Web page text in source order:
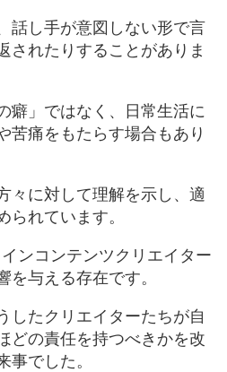
話し手が意図しない形で言
されたりすることがありま
癖」ではなく、日常生活に
苦痛をもたらす場合もあり
々に対して理解を示し、適
れています。
ンコンテンツクリエイター
与える存在です。
したクリエイターたちが自
どの責任を持つべきかを改
でした。